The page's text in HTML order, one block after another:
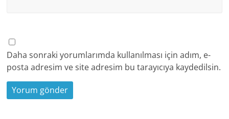
Daha sonraki yorumlarımda kullanılması için adım, e-
posta adresim ve site adresim bu tarayıcıya kaydedilsin.